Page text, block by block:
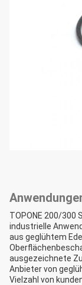
TOPONE 200/300
industrielle
aus geglühtem
ausgezeichnete
Anbieter von
Vielzahl von